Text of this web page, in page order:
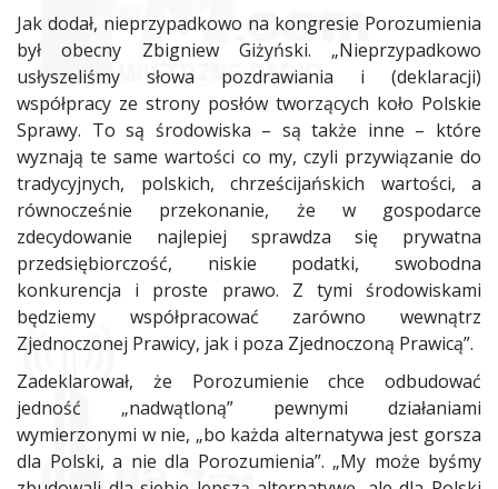
Jak dodał, nieprzypadkowo na kongresie Porozumienia
był obecny Zbigniew Giżyński. „Nieprzypadkowo
usłyszeliśmy słowa pozdrawiania i (deklaracji)
współpracy ze strony posłów tworzących koło Polskie
Sprawy. To są środowiska – są także inne – które
wyznają te same wartości co my, czyli przywiązanie do
tradycyjnych, polskich, chrześcijańskich wartości, a
równocześnie przekonanie, że w gospodarce
zdecydowanie najlepiej sprawdza się prywatna
przedsiębiorczość, niskie podatki, swobodna
konkurencja i proste prawo. Z tymi środowiskami
będziemy współpracować zarówno wewnątrz
Zjednoczonej Prawicy, jak i poza Zjednoczoną Prawicą”.
Zadeklarował, że Porozumienie chce odbudować
jedność „nadwątloną” pewnymi działaniami
wymierzonymi w nie, „bo każda alternatywa jest gorsza
dla Polski, a nie dla Porozumienia”. „My może byśmy